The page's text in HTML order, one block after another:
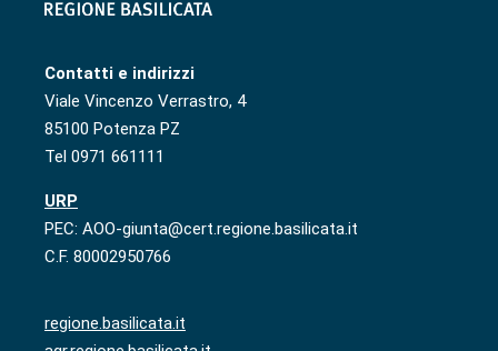
Contatti e indirizzi
Viale Vincenzo Verrastro, 4
85100 Potenza PZ
Tel 0971 661111
URP
PEC: AOO-giunta@cert.regione.basilicata.it
C.F. 80002950766
regione.basilicata.it